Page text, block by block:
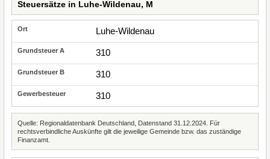
Steuersätze in Luhe-Wildenau, M
Luhe-Wildenau
310
310
310
Quelle: Regionaldatenbank Deutschland, Datenstand 31.12.2024. Für
rechtsverbindliche Auskünfte gilt die jeweilige Gemeinde bzw. das zuständige
Finanzamt.